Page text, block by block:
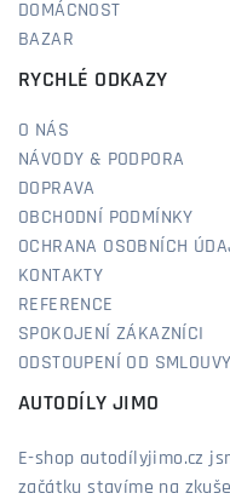
DOMÁCNOST
BAZAR
RYCHLÉ ODKAZY
O NÁS
NÁVODY & PODPORA
DOPRAVA
OBCHODNÍ PODMÍNKY
OCHRANA OSOBNÍCH
KONTAKTY
REFERENCE
SPOKOJENÍ ZÁKAZNÍCI
ODSTOUPENÍ OD SMLOUVY
AUTODÍLY JIMO
E-shop autodílyjimo.cz
začátku stavíme na